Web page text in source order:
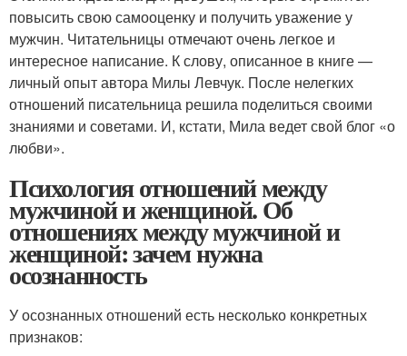
повысить свою самооценку и получить уважение у
мужчин. Читательницы отмечают очень легкое и
интересное написание. К слову, описанное в книге —
личный опыт автора Милы Левчук. После нелегких
отношений писательница решила поделиться своими
знаниями и советами. И, кстати, Мила ведет свой блог «о
любви».
Психология отношений между
мужчиной и женщиной. Об
отношениях между мужчиной и
женщиной: зачем нужна
осознанность
У осознанных отношений есть несколько конкретных
признаков: